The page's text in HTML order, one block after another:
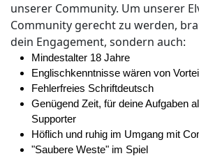
unserer Community. Um unserer
Community gerecht zu werden,
dein Engagement, sondern auch:
Mindestalter 18 Jahre
Englischkenntnisse wären von
Fehlerfreies Schriftdeutsch
Genügend Zeit, für deine Aufgaben
Supporter
Höflich und ruhig im Umgang mit
"Saubere Weste" im Spiel